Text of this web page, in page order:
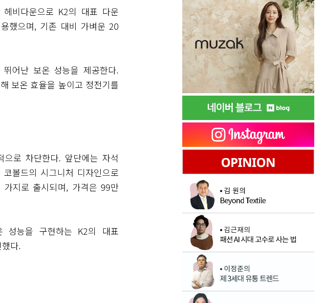
비다운으로 K2의 대표 다운
했으며, 기존 대비 가벼운 20
어난 보온 성능을 제공한다.
보온 효율을 높이고 정전기를
로 차단한다. 앞단에는 자석
볼드의 시그니처 디자인으로
지로 출시되며, 가격은 99만
성능을 구현하는 K2의 대표
다.